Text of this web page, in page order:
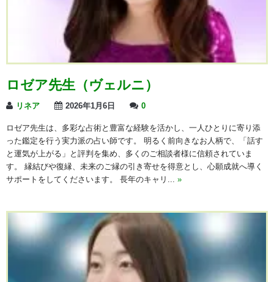
ロゼア先生（ヴェルニ）
リネア 2026年1月6日 0
ロゼア先生は、多彩な占術と豊富な経験を活かし、一人ひとりに寄り添
った鑑定を行う実力派の占い師です。 明るく前向きなお人柄で、「話す
と運気が上がる」と評判を集め、多くのご相談者様に信頼されていま
す。 縁結びや復縁、未来のご縁の引き寄せを得意とし、心願成就へ導く
サポートをしてくださいます。 長年のキャリ... »